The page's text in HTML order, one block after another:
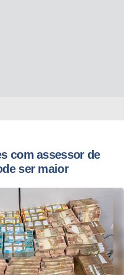
com assessor de
ser maior